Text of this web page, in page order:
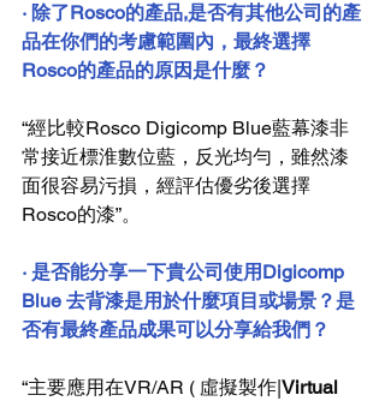
· 除了Rosco的產品,是否有其他公司的產
品在你們的考慮範圍內，最終選擇
Rosco的產品的原因是什麼？
“經比較Rosco Digicomp Blue藍幕漆非
常接近標淮數位藍，反光均勻，雖然漆
面很容易污損，經評估優劣後選擇
Rosco的漆”。
· 是否能分享一下貴公司使用Digicomp
Blue 去背漆是用於什麼項目或場景？是
否有最終產品成果可以分享給我們？
“主要應用在VR/AR ( 虛擬製作| Virtual